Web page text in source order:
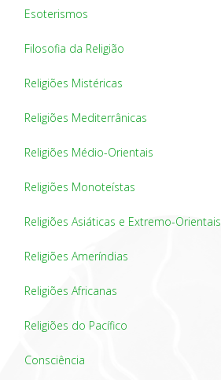
Esoterismos
Filosofia da Religião
Religiões Mistéricas
Religiões Mediterrânicas
Religiões Médio-Orientais
Religiões Monoteístas
Religiões Asiáticas e Extremo-Orientais
Religiões Ameríndias
Religiões Africanas
Religiões do Pacífico
Consciência